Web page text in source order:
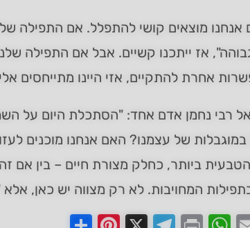
אנחנו מוצאים קושי להתפלל. אם התפילה
אז ייתכנו קשיים. אבל אם התפילה
אחרת להתקיים, אזי היינו מתייחסים
רבי נחמן אדם אחד: "הסתכלת היום על
במוגבלות של עצמנו? האם אנחנו מוכנים
ביותר, כחלק מצורת חיים – בין אם
המחויבות. לא רק מצווה יש כאן,
Email
WhatsApp
Print
Telegram
Pinterest